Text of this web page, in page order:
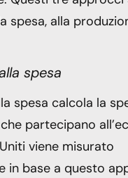
spesa, alla
spesa
spesa calcola la
partecipano
viene misurato
in base a questo